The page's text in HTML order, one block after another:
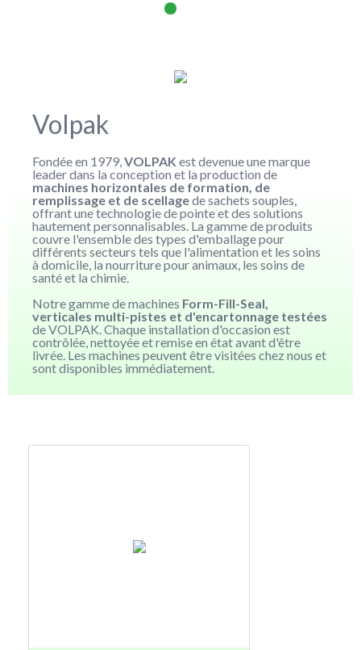
Volpak
Fondée en 1979, VOLPAK est devenue une marque
leader dans la conception et la production de
machines horizontales de formation, de
remplissage et de scellagede sachets souples,
offrant une technologie de pointe et des solutions
hautement personnalisables. La gamme de produits
couvre l'ensemble des types d'emballage pour
différents secteurs tels que l'alimentation et les soins
à domicile, la nourriture pour animaux, les soins de
santé et la chimie.
Notre gamme de machines Form-Fill-Seal,
verticales multi-pistes et d'encartonnage testées
de VOLPAK. Chaque installation d'occasion est
contrôlée, nettoyée et remise en état avant d'être
livrée. Les machines peuvent être visitées chez nous et
sont disponibles immédiatement.